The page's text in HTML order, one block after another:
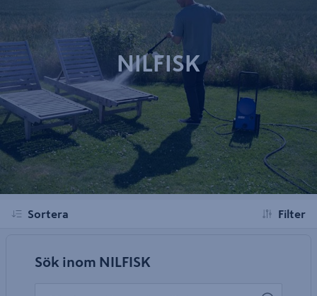
NILFISK
Sortera Filter
Sök inom NILFISK